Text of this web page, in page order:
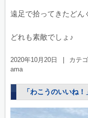
遠足で拾ってきたどん
どれも素敵でしょ♪
2020年10月20日 カテ
ama
「わこうのいいね！